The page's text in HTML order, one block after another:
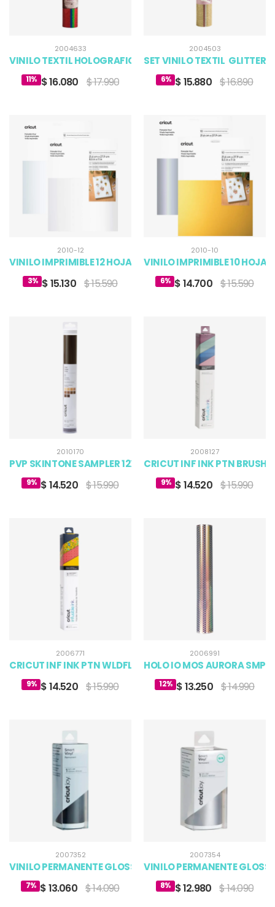
2004633
VINILO TEXTIL HOLOGRAFICO CRICUT
11% $ 16.080 $ 17.990
2004503
SET VINILO TEXTIL GLITTER,
6% $ 15.880 $ 16.890
2010-12
VINILO IMPRIMIBLE 12 HOJAS DE 21,6X27,9 CM
3% $ 15.130 $ 15.590
2010-10
VINILO IMPRIMIBLE 10
6% $ 14.700 $ 15.590
2010170
PVP SKINTONE SAMPLER 12X12 (10)
9% $ 14.520 $ 15.990
2008127
CRICUT INF INK PTN
9% $ 14.520 $ 15.990
2006771
CRICUT INF INK PTN WLDFLWR 12 X 12 (4)
9% $ 14.520 $ 15.990
2006991
HOLO IO MOS AURORA SMP
12% $ 13.250 $ 14.990
2007352
VINILO PERMANENTE GLOSSY COLOR NEGRO
7% $ 13.060 $ 14.090
2007354
VINILO PERMANENTE
8% $ 12.980 $ 14.090